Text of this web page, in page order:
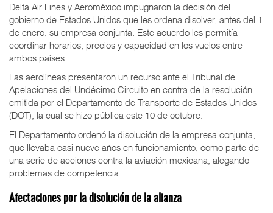
Delta Air Lines y Aeroméxico impugnaron la decisión del
gobierno de Estados Unidos que les ordena disolver, antes del 1
de enero, su empresa conjunta. Este acuerdo les permitía
coordinar horarios, precios y capacidad en los vuelos entre
ambos países.
Las aerolíneas presentaron un recurso ante el Tribunal de
Apelaciones del Undécimo Circuito en contra de la resolución
emitida por el Departamento de Transporte de Estados Unidos
(DOT), la cual se hizo pública este 10 de octubre.
El Departamento ordenó la disolución de la empresa conjunta,
que llevaba casi nueve años en funcionamiento, como parte de
una serie de acciones contra la aviación mexicana, alegando
problemas de competencia.
Afectaciones por la disolución de la alianza